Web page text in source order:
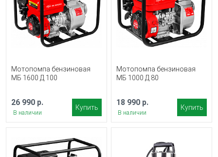
Мотопомпа бензиновая
МБ 1600 Д 100
26 990 р.
В наличии
Купить
Мотопомпа бензиновая
МБ 1000 Д 80
18 990 р.
В наличии
Купить